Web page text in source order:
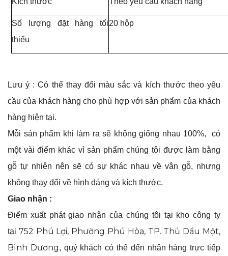
Số lượng đặt hàng tối
thiểu
20 hộp
Lưu ý : Có thể thay đổi màu sắc và kích thước theo yêu
cầu của khách hàng cho phù hợp với sản phẩm của khách
hàng hiện tại.
Mỗi sản phẩm khi làm ra sẽ không giống nhau 100%, có
một vài điểm khác vì sản phẩm chúng tôi được làm bằng
gỗ tự nhiên nên sẽ có sự khác nhau về vân gỗ, nhưng
không thay đổi về hình dáng và kích thước.
Giao nhận :
Điểm xuất phát giao nhận của chúng tôi tại kho công ty
tại 752 Phú Lợi, Phường Phú Hòa, TP. Thủ Dầu Một,
Bình Dương, quý khách có thể đến nhận hàng trực tiếp